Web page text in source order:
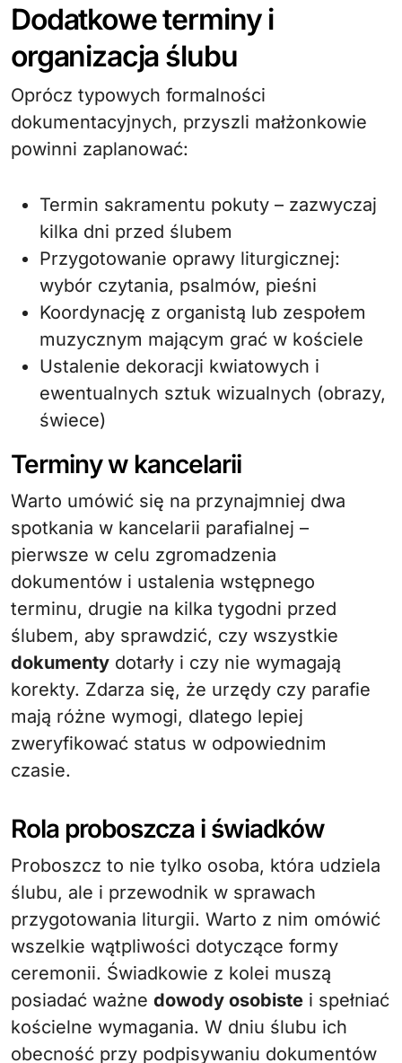
Dodatkowe terminy i
organizacja ślubu
Oprócz typowych formalności
dokumentacyjnych, przyszli małżonkowie
powinni zaplanować:
Termin sakramentu pokuty – zazwyczaj
kilka dni przed ślubem
Przygotowanie oprawy liturgicznej:
wybór czytania, psalmów, pieśni
Koordynację z organistą lub zespołem
muzycznym mającym grać w kościele
Ustalenie dekoracji kwiatowych i
ewentualnych sztuk wizualnych (obrazy,
świece)
Terminy w kancelarii
Warto umówić się na przynajmniej dwa
spotkania w kancelarii parafialnej –
pierwsze w celu zgromadzenia
dokumentów i ustalenia wstępnego
terminu, drugie na kilka tygodni przed
ślubem, aby sprawdzić, czy wszystkie
dokumenty dotarły i czy nie wymagają
korekty. Zdarza się, że urzędy czy parafie
mają różne wymogi, dlatego lepiej
zweryfikować status w odpowiednim
czasie.
Rola proboszcza i świadków
Proboszcz to nie tylko osoba, która udziela
ślubu, ale i przewodnik w sprawach
przygotowania liturgii. Warto z nim omówić
wszelkie wątpliwości dotyczące formy
ceremonii. Świadkowie z kolei muszą
posiadać ważne dowody osobiste i spełniać
kościelne wymagania. W dniu ślubu ich
obecność przy podpisywaniu dokumentów